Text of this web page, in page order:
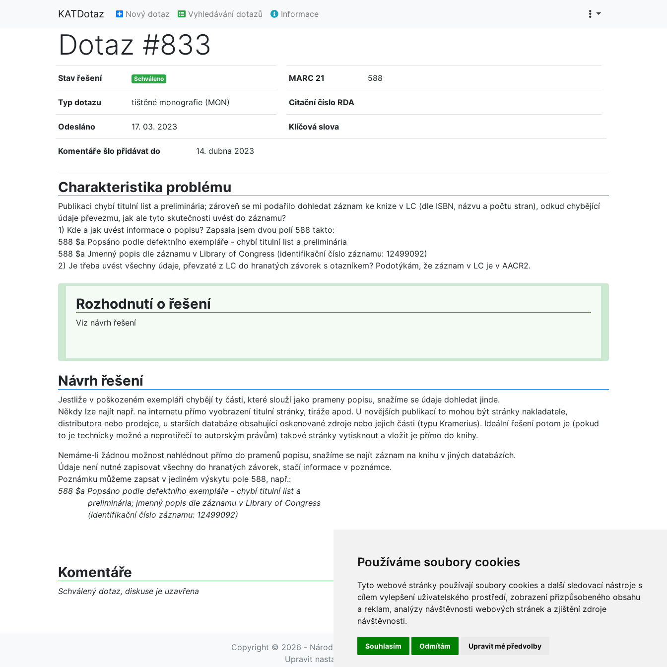
Používáme soubory cookies
Tyto webové stránky používají soubory cookies a další sledovací nástroje s
cílem vylepšení uživatelského prostředí, zobrazení přizpůsobeného obsahu
a reklam, analýzy návštěvnosti webových stránek a zjištění zdroje
návštěvnosti.
Souhlasím Odmítám Upravit mé předvolby
KATDotaz Nový dotaz Vyhledávání dotazů Informace
Dotaz #833
Stav řešení Schváleno
Typ dotazu tištěné monografie (MON)
Odesláno 17. 03. 2023
MARC 21 588
Citační číslo RDA
Klíčová slova
Komentáře šlo přidávat do 14. dubna 2023
Charakteristika problému
Publikaci chybí titulní list a preliminária; zároveň se mi podařilo dohledat záznam ke knize v LC (dle ISBN, názvu a počtu stran), odkud chybějící
údaje převezmu, jak ale tyto skutečnosti uvést do záznamu?
1) Kde a jak uvést informace o popisu? Zapsala jsem dvou polí 588 takto:
588 $a Popsáno podle defektního exempláře - chybí titulní list a preliminária
588 $a Jmenný popis dle záznamu v Library of Congress (identifikační číslo záznamu: 12499092)
2) Je třeba uvést všechny údaje, převzaté z LC do hranatých závorek s otazníkem? Podotýkám, že záznam v LC je v AACR2.
Rozhodnutí o řešení
Viz návrh řešení
Návrh řešení
Jestliže v poškozeném exempláři chybějí ty části, které slouží jako prameny popisu, snažíme se údaje dohledat jinde.
Někdy lze najít např. na internetu přímo vyobrazení titulní stránky, tiráže apod. U novějších publikací to mohou být stránky nakladatele,
distributora nebo prodejce, u starších databáze obsahující oskenované zdroje nebo jejich části (typu Kramerius). Ideální řešení potom je (pokud
to je technicky možné a neprotiřečí to autorským právům) takové stránky vytisknout a vložit je přímo do knihy.
Nemáme-li žádnou možnost nahlédnout přímo do pramenů popisu, snažíme se najít záznam na knihu v jiných databázích.
Údaje není nutné zapisovat všechny do hranatých závorek, stačí informace v poznámce.
Poznámku můžeme zapsat v jediném výskytu pole 588, např.:
588 $a Popsáno podle defektního exempláře - chybí titulní list a
preliminária; jmenný popis dle záznamu v Library of Congress
(identifikační číslo záznamu: 12499092)
Komentáře
Schválený dotaz, diskuse je uzavřena
Copyright © 2026 - Národní knihovna ČR, Petr Maňas
Upravit nastavení cookies